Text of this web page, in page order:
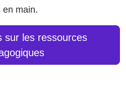
en main.
sur les ressources